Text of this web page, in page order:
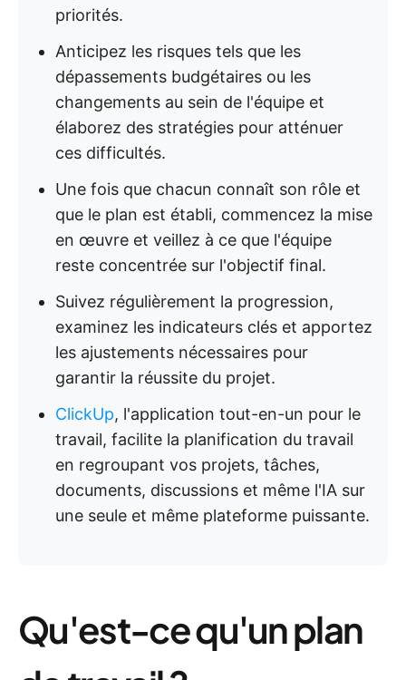
priorités.
Anticipez les risques tels que les
dépassements budgétaires ou les
changements au sein de l'équipe et
élaborez des stratégies pour atténuer
ces difficultés.
Une fois que chacun connaît son rôle et
que le plan est établi, commencez la mise
en œuvre et veillez à ce que l'équipe
reste concentrée sur l'objectif final.
Suivez régulièrement la progression,
examinez les indicateurs clés et apportez
les ajustements nécessaires pour
garantir la réussite du projet.
ClickUp, l'application tout-en-un pour le
travail, facilite la planification du travail
en regroupant vos projets, tâches,
documents, discussions et même l'IA sur
une seule et même plateforme puissante.
Qu'est-ce qu'un plan